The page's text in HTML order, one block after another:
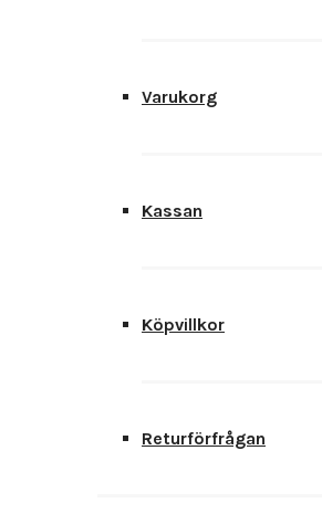
Varukorg
Kassan
Köpvillkor
Returförfrågan